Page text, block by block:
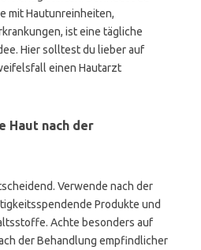
mit Hautunreinheiten,
ist eine tägliche
Hier solltest du lieber auf
einen Hautarzt
Haut nach der
Verwende nach der
Produkte und
Achte besonders auf
der Behandlung empfindlicher